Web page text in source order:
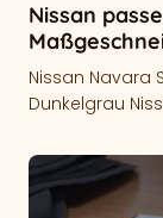
Nissan
Nissan Navara
Dunkelgrau